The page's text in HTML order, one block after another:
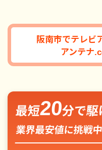
阪南市でテレビ
アンテナ
最短20分で駆
業界最安値に挑戦